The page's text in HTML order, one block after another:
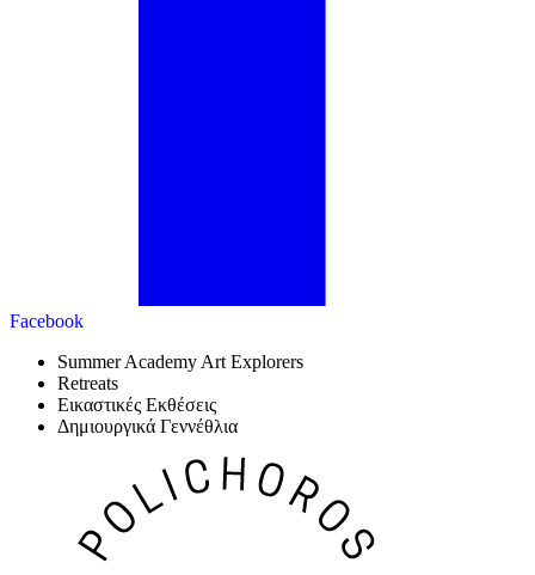
Facebook
Summer Academy Art Explorers
Retreats
Εικαστικές Εκθέσεις
Δημιουργικά Γεννέθλια